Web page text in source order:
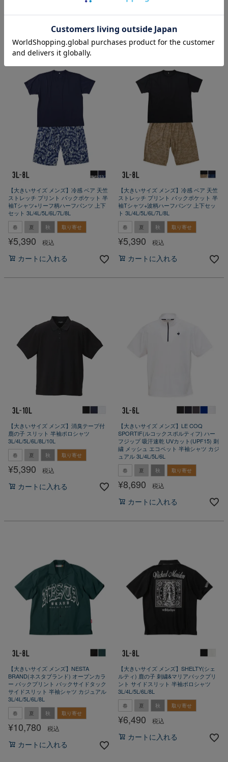
カートに入れる
【大きいサイズ メンズ】冷感 ベア 天竺
ストレッチ プリント バックポケット 半
袖Tシャツ+リーフ柄ハーフパンツ 上下
セット 3L/4L/5L/6L/7L/8L
春 夏 秋 取り寄せ
¥5,390 税込
カートに入れる
【大きいサイズ メンズ】冷感 ベア 天竺
ストレッチ プリント バックポケット 半
袖Tシャツ+波柄ハーフパンツ 上下セッ
ト 3L/4L/5L/6L/7L/8L
春 夏 秋 取り寄せ
¥5,390 税込
カートに入れる
【大きいサイズ メンズ】消臭テープ付
鹿の子 スリット 半袖ポロシャツ
3L/4L/5L/6L/8L/10L
春 夏 秋 取り寄せ
¥5,390 税込
カートに入れる
【大きいサイズ メンズ】LE COQ
SPORTIF(ルコックスポルティフ) ハー
フジップ 吸汗速乾 UVカット(UPF15) 刺
繍 メッシュ エコペット 半袖シャツ カジ
ュアル 3L/4L/5L/6L
春 夏 秋 取り寄せ
¥8,690 税込
カートに入れる
【大きいサイズ メンズ】NESTA
BRAND(ネスタブランド) オープンカラ
ー バックプリント バックサイドタック
サイドスリット 半袖シャツ カジュアル
3L/4L/5L/6L/8L
春 夏 秋 取り寄せ
¥10,780 税込
カートに入れる
【大きいサイズ メンズ】SHELTY(シェ
ルティ) 鹿の子 刺繍&マリアバックプリ
ント サイドスリット 半袖ポロシャツ
3L/4L/5L/6L/8L
春 夏 秋 取り寄せ
¥6,490 税込
カートに入れる